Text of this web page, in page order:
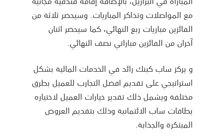
مع المواصلات وتذاكر المباريات. وسيحضر ثلاثة من
الفائزين مباريات ربع النهائي، كما سيحضر اثنان
آخران من الفائزين مباراتي نصف النهائي.
و يركز ساب كبنك رائد في الخدمات المالية بشكل
استراتيجي على تقديم افضل التجارب للعميل بطرق
مختلفة ويشمل ذلك تقدير خيارات العميل لاختياره
بطاقات ساب الائتمانية وذلك بتقديم العروض
المبتكرة والجذابة.